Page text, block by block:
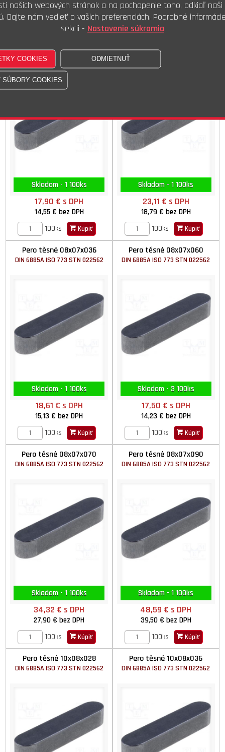
6,26 €bez DPH
Kúpiť
5,54 € bez DPH
100ks
DIN 6885A ISO 773 STN 022562
Skladom - 1 100ks
17,90 €s DPH
14,55 € bez DPH
100ks
Kúpiť
DIN 6885A ISO 773 STN 022562
Skladom - 1 100ks
23,11 € s DPH
18,79 € bez DPH
100ks
Kúpiť
Pero těsné 08x07x036
DIN 6885A ISO 773 STN 022562
Skladom - 1 100ks
18,61 € s DPH
15,13 €bez DPH
100ks
Kúpiť
Pero těsné 08x07x060
DIN 6885A ISO 773 STN 022562
Skladom - 3 100ks
17,50 € s DPH
14,23 € bez DPH
100ks
Kúpiť
Pero těsné 08x07x070
DIN 6885A ISO 773 STN 022562
Skladom - 1 100ks
34,32 €s DPH
27,90 €bez DPH
100ks
Kúpiť
Pero těsné 08x07x090
DIN 6885A ISO 773 STN 022562
Skladom - 1 100ks
48,59 €s DPH
39,50 € bez DPH
100ks
Kúpiť
Pero těsné 10x08x028
DIN 6885A ISO 773 STN 022562
Pero těsné 10x08x036
DIN 6885A ISO 773 STN 022562
našich webových stránok a na pochopenie toho, odkiaľ naši
Dajte nám vedieť o vašich preferenciách. Podrobné
sekcii - Nastavenie súkromia